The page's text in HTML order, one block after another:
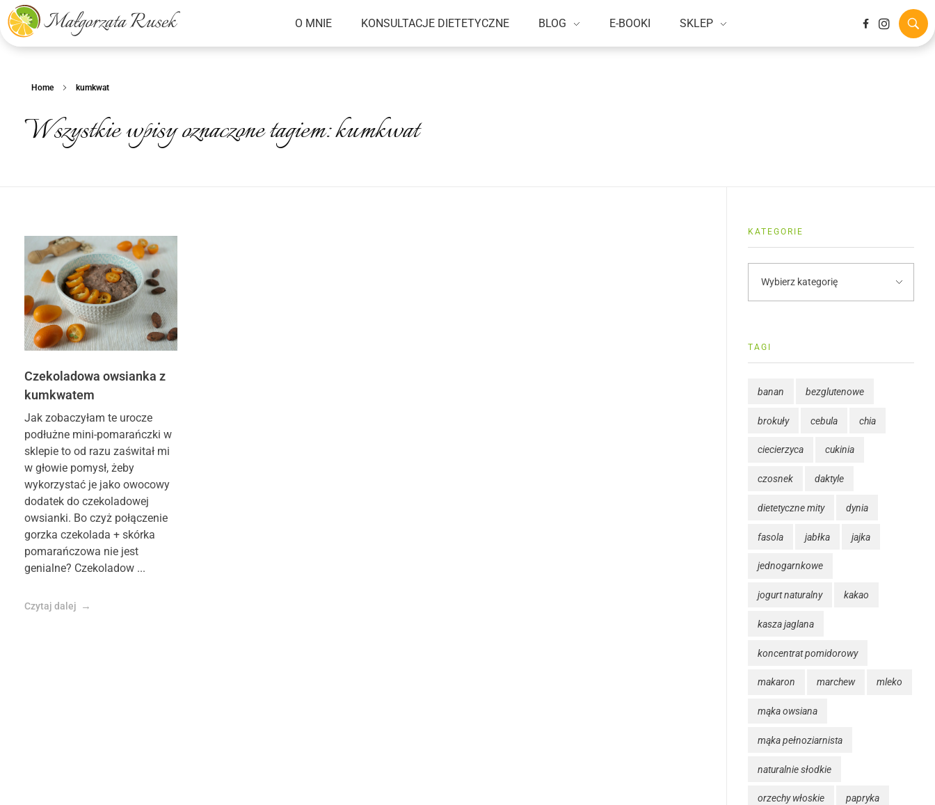
Małgorzata Rusek - dietetyk z pasją
Dietetyka kliniczna & Psychodietetyka
O MNIE KONSULTACJE DIETETYCZNE BLOG E-BOOKI SKLEP
Home kumkwat
Wszystkie wpisy oznaczone tagiem: kumkwat
Czekoladowa owsianka z
kumkwatem
Jak zobaczyłam te urocze
podłużne mini-pomarańczki w
sklepie to od razu zaświtał mi
w głowie pomysł, żeby
wykorzystać je jako owocowy
dodatek do czekoladowej
owsianki. Bo czyż połączenie
gorzka czekolada + skórka
pomarańczowa nie jest
genialne? Czekoladow ...
Czytaj dalej
KATEGORIE
TAGI
banan bezglutenowe
brokuły cebula chia
ciecierzyca cukinia
czosnek daktyle
dietetyczne mity dynia
fasola jabłka jajka
jednogarnkowe
jogurt naturalny kakao
kasza jaglana
koncentrat pomidorowy
makaron marchew mleko
mąka owsiana
mąka pełnoziarnista
naturalnie słodkie
orzechy włoskie papryka